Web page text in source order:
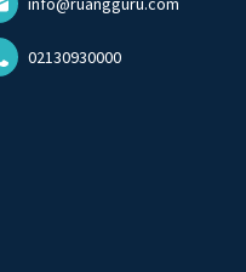
02130930000